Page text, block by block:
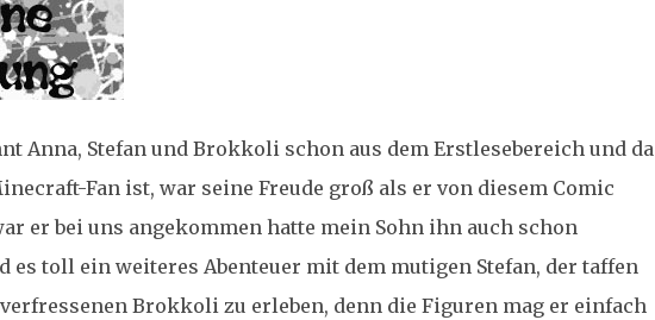
Anna, Stefan und Brokkoli schon aus dem Erstlesebereich und da
Fan ist, war seine Freude groß als er von diesem Comic
er bei uns angekommen hatte mein Sohn ihn auch schon
es toll ein weiteres Abenteuer mit dem mutigen Stefan, der taffen
Brokkoli zu erleben, denn die Figuren mag er einfach